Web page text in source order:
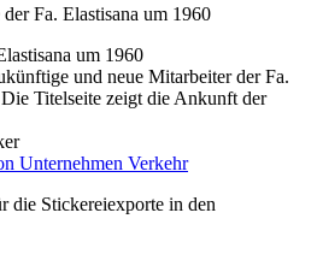
um 1960
und neue Mitarbeiter der Fa.
Titelseite zeigt die Ankunft der
Unternehmen Verkehr